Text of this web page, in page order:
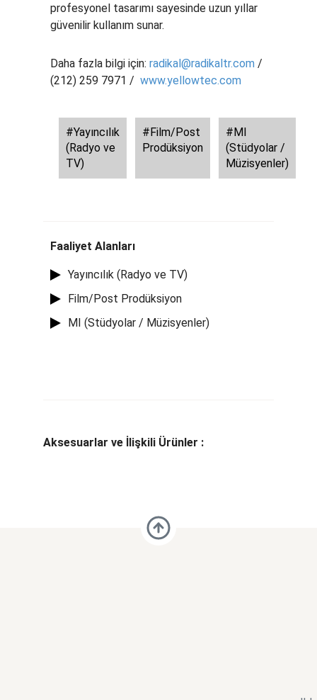
profesyonel tasarımı sayesinde uzun yıllar
güvenilir kullanım sunar.
Daha fazla bilgi için:radikal@radikaltr.com /
(212) 259 7971 /www.yellowtec.com
#Yayıncılık
(Radyo ve
TV)
#Film/Post
Prodüksiyon
#MI
(Stüdyolar /
Müzisyenler)
Faaliyet Alanları
Yayıncılık (Radyo ve TV)
Film/Post Prodüksiyon
MI (Stüdyolar / Müzisyenler)
Aksesuarlar ve İlişkili Ürünler :